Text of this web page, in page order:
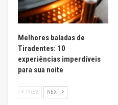
Melhores baladas de
Tiradentes: 10
experiências imperdíveis
para sua noite
PREV NEXT